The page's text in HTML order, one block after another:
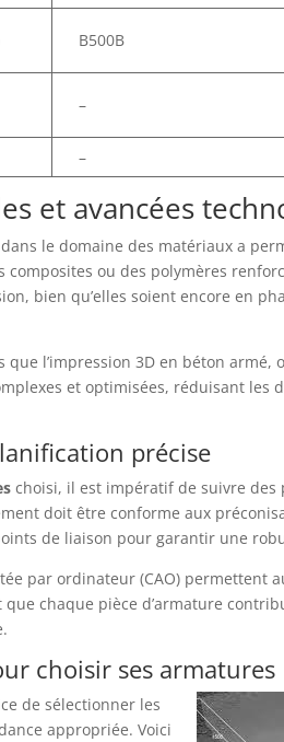
B500B
–
–
et avancées
le domaine des matériaux a
composites ou des polymères
bien qu’elles soient encore en
que l’impression 3D en béton
et optimisées, réduisant les
précise
choisi, il est impératif de suivre
doit être conforme aux
de liaison pour garantir une
par ordinateur (CAO) permettent
chaque pièce d’armature
choisir ses armatures
de sélectionner les
appropriée. Voici